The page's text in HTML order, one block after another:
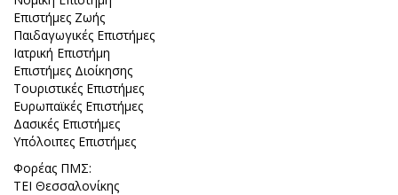
Επιστήμες Ζωής
Παιδαγωγικές Επιστήμες
Ιατρική Επιστήμη
Επιστήμες Διοίκησης
Τουριστικές Επιστήμες
Ευρωπαϊκές Επιστήμες
Δασικές Επιστήμες
Υπόλοιπες Επιστήμες
Φορέας ΠΜΣ:
ΤΕΙ Θεσσαλονίκης